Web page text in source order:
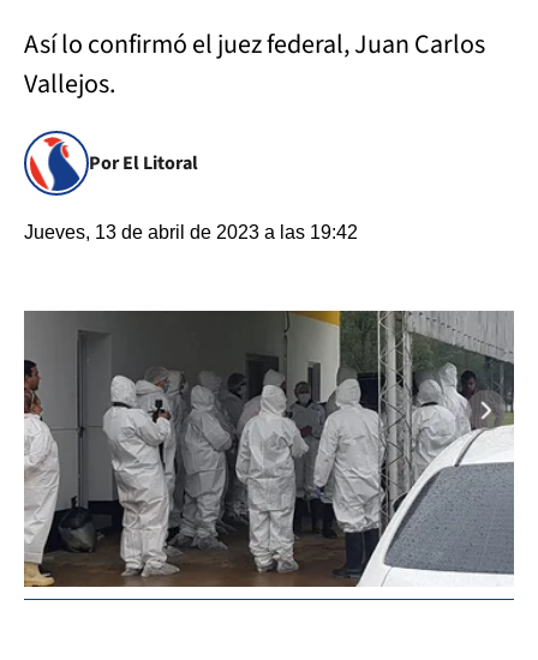
Así lo confirmó el juez federal, Juan Carlos
Vallejos.
Por El Litoral
Jueves, 13 de abril de 2023 a las 19:42